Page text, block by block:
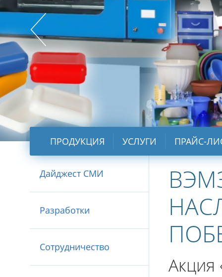
ПРОДУКЦИЯ УСЛУГИ ПРАЙС-
Дайджест СМИ
Разработки
Сотрудничество
Акция